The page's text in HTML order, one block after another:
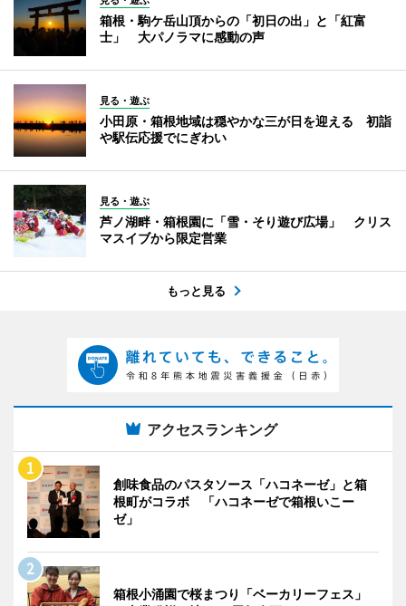
箱根・駒ケ岳山頂からの「初日の出」と「紅富
士」 大パノラマに感動の声
見る・遊ぶ
小田原・箱根地域は穏やかな三が日を迎える 初詣
や駅伝応援でにぎわい
見る・遊ぶ
芦ノ湖畔・箱根園に「雪・そり遊び広場」 クリス
マスイブから限定営業
もっと見る
アクセスランキング
創味食品のパスタソース「ハコネーゼ」と箱
根町がコラボ 「ハコネーゼで箱根いこー
ゼ」
箱根小涌園で桜まつり「ベーカリーフェス」